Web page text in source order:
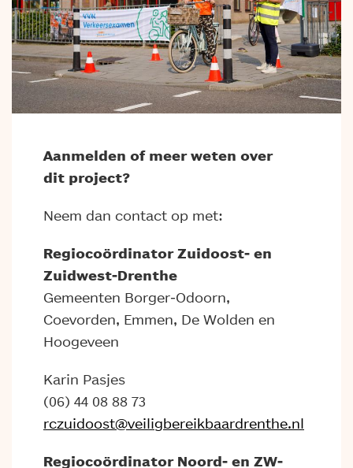
Aanmelden of meer weten over
dit project?
Neem dan contact op met:
Regiocoördinator Zuidoost- en
Zuidwest-Drenthe
Gemeenten Borger-Odoorn,
Coevorden, Emmen, De Wolden en
Hoogeveen
Karin Pasjes
(06) 44 08 88 73
rczuidoost@veiligbereikbaardrenthe.nl
Regiocoördinator Noord- en ZW-